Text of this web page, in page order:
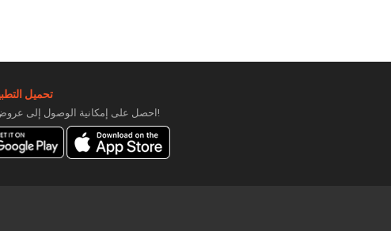
تحميل
احصل على إمكانية الوصول إلى عروض حصرية!